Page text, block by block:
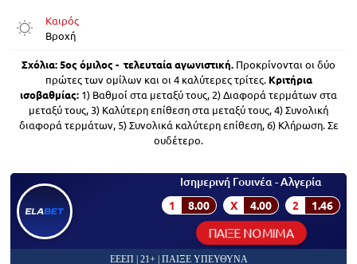
Καιρός
Βροχή
Σχόλια:5ος όμιλος - τελευταία αγωνιστική. Προκρίνονται οι δύο
πρώτες των ομίλων και οι 4 καλύτερες τρίτες. Κριτήρια
ισοβαθμίας: 1) Βαθμοί στα μεταξύ τους, 2) Διαφορά τερμάτων στα
μεταξύ τους, 3) Καλύτερη επίθεση στα μεταξύ τους, 4) Συνολική
διαφορά τερμάτων, 5) Συνολικά καλύτερη επίθεση, 6) Κλήρωση. Σε
ουδέτερο.
Ισημερινή Γουινέα - Αλγερία
1 8.00 X 4.00 2 1.46
ΠΑΙΞΕ ΝΟΜΙΜΑ
ΕΕΕΠ | 21+ | ΠΑΙΞΕ ΥΠΕΥΘΥΝΑ